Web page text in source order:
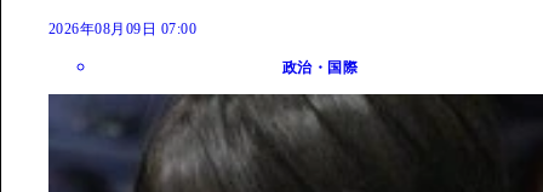
2026年08月09日 07:00
政治・国際